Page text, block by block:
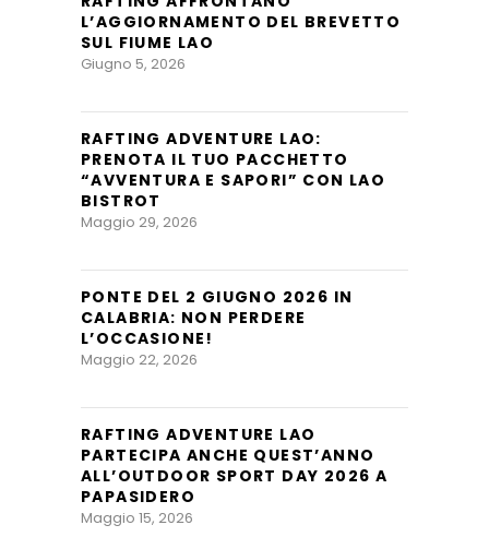
L’AGGIORNAMENTO DEL BREVETTO
SUL FIUME LAO
Giugno 5, 2026
RAFTING ADVENTURE LAO:
PRENOTA IL TUO PACCHETTO
“AVVENTURA E SAPORI” CON LAO
BISTROT
Maggio 29, 2026
PONTE DEL 2 GIUGNO 2026 IN
CALABRIA: NON PERDERE
L’OCCASIONE!
Maggio 22, 2026
RAFTING ADVENTURE LAO
PARTECIPA ANCHE QUEST’ANNO
ALL’OUTDOOR SPORT DAY 2026 A
PAPASIDERO
Maggio 15, 2026